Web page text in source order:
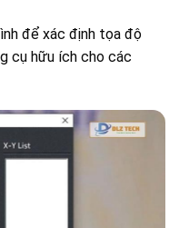
để xác định tọa độ
cụ hữu ích cho các